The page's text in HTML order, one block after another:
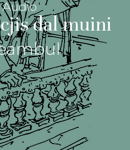
Audio
dal muini